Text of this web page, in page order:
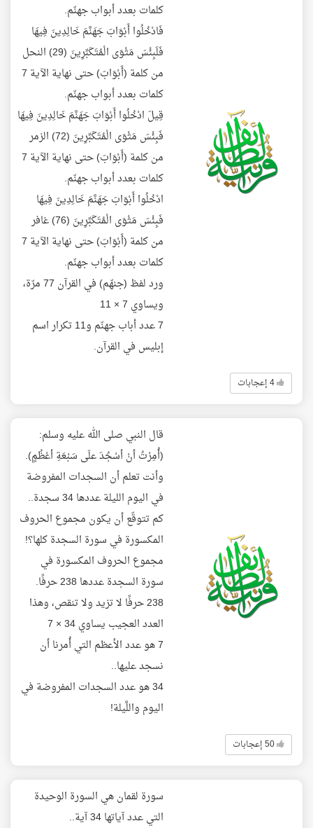
كلمات بعدد أبواب جهنّم.
فَادْخُلُوا أَبْوَابَ جَهَنَّمَ خَالِدِينَ فِيهَا
فَلَبِئْسَ مَثْوَى الْمُتَكَبِّرِينَ (29) النحل
من كلمة (أَبْوَابَ) حتى نهاية الآية 7
كلمات بعدد أبواب جهنّم.
قِيلَ ادْخُلُوا أَبْوَابَ جَهَنَّمَ خَالِدِينَ فِيهَا
فَبِئْسَ مَثْوَى الْمُتَكَبِّرِينَ (72) الزمر
من كلمة (أَبْوَابَ) حتى نهاية الآية 7
كلمات بعدد أبواب جهنّم.
ادْخُلُوا أَبْوَابَ جَهَنَّمَ خَالِدِينَ فِيهَا
فَبِئْسَ مَثْوَى الْمُتَكَبِّرِينَ (76) غافر
من كلمة (أَبْوَابَ) حتى نهاية الآية 7
كلمات بعدد أبواب جهنّم.
ورد لفظ (جنهّم) في القرآن 77 مرّة،
ويساوي 7 × 11
7 عدد أباب جهنّم و11 تكرار اسم
إبليس في القرآن.
4 إعجابات
قال النبي صلى الله عليه وسلم:
(أُمِرْتُ أنْ أسْجُدَ علَى سَبْعَةِ أعْظُمٍ).
وأنت تعلم أن السجدات المفروضة
في اليوم الليلة عددها 34 سجدة..
كم تتوقّع أن يكون مجموع الحروف
المكسورة في سورة السجدة كلها؟!
مجموع الحروف المكسورة في
سورة السجدة عددها 238 حرفًا.
238 حرفًا لا تزيد ولا تنقص، وهذا
العدد العجيب يساوي 34 × 7
7 هو عدد الأعظم التي أُمرنا أن
نسجد عليها..
34 هو عدد السجدات المفروضة في
اليوم واللَّيلة!
50 إعجابات
سورة لقمان هي السورة الوحيدة
التي عدد آياتها 34 آية..